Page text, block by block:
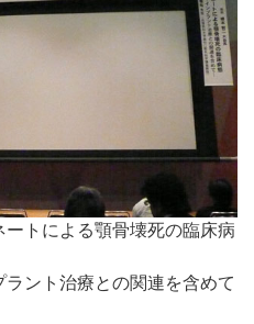
トによる顎骨壊死の臨床病
との関連を含めて